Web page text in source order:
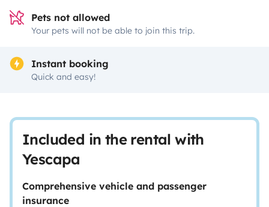
Pets not allowed
Your pets will not be able to join this trip.
Instant booking
Quick and easy!
Included in the rental with
Yescapa
Comprehensive vehicle and passenger
insurance